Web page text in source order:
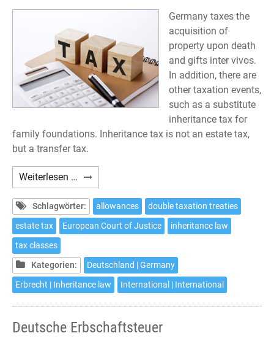
Germany taxes the
acquisition of
property upon death
and gifts inter vivos.
In addition, there are
other taxation events,
such as a substitute
inheritance tax for
family foundations. Inheritance tax is not an estate tax,
but a transfer tax.
Weiterlesen … German
Inheritance
Tax
Schlagwörter: allowances
double taxation treaties
estate tax
European Court of Justice
inheritance law
tax classes
Kategorien:
Deutschland | Germany
Erbrecht | Inheritance law
International | International
Deutsche Erbschaftsteuer